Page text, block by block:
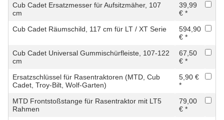
Cub Cadet Ersatzmesser für Aufsitzmäher, 107
cm
39,99
€ *
Cub Cadet Räumschild, 117 cm für LT / XT Serie
594,90
€ *
Cub Cadet Universal Gummischürfleiste, 107-122
cm
67,50
€ *
Ersatzschlüssel für Rasentraktoren (MTD, Cub
Cadet, Troy-Bilt, Wolf-Garten)
5,90 €
*
MTD Frontstoßstange für Rasentraktor mit LT5
Rahmen
79,00
€ *